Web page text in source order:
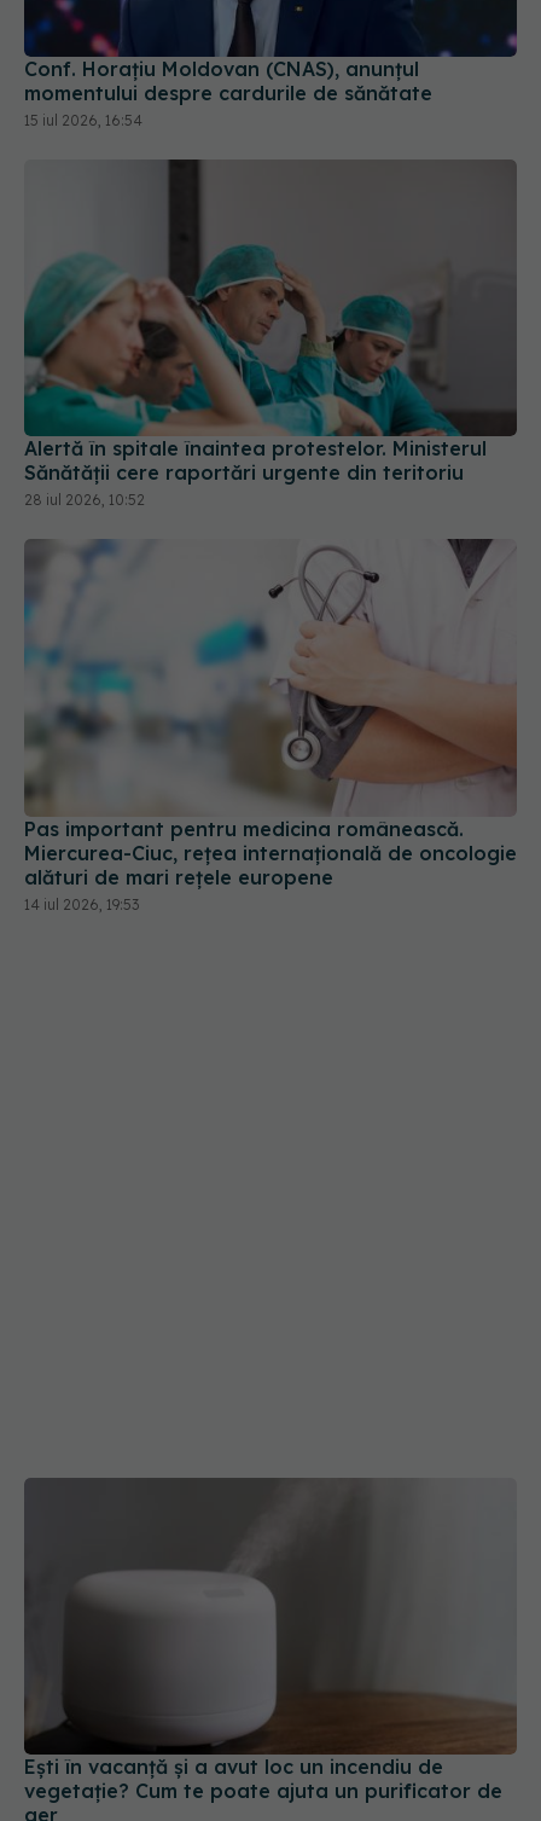
15 iul 2026, 16:54
Alertă în spitale înaintea protestelor. Ministerul
Sănătății cere raportări urgente din teritoriu
28 iul 2026, 10:52
Pas important pentru medicina românească.
Miercurea-Ciuc, rețea internațională de oncologie
alături de mari rețele europene
21 iul 2026, 22:40